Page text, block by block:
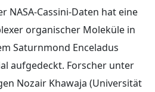
NASA-Cassini-Daten hat eine
organischer Moleküle in
Saturnmond Enceladus
aufgedeckt. Forscher unter
Nozair Khawaja (Universität